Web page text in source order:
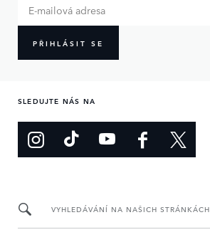
PŘIHLÁSIT SE
SLEDUJTE NÁS NA
VYHLEDÁVÁNÍ NA NAŠICH STRÁNKÁCH